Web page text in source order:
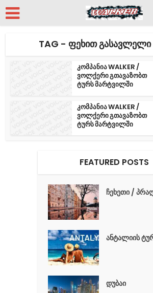
TAG - ᲤᲔᲮᲘᲗ ᲒᲐᲡᲐᲕᲚᲔᲚᲘ
კომპანია WALKER /
ვოლქერი გთავაზობთ
ტურს მარტვილში
კომპანია WALKER /
ვოლქერი გთავაზობთ
ტურს მარტვილში
FEATURED POSTS
ჩეხეთი /
ანტალიის
დუბაი